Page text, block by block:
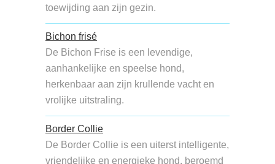
toewijding aan zijn gezin.
Bichon frisé
De Bichon Frise is een levendige,
aanhankelijke en speelse hond,
herkenbaar aan zijn krullende vacht en
vrolijke uitstraling.
Border Collie
De Border Collie is een uiterst intelligente,
vriendelijke en energieke hond, beroemd